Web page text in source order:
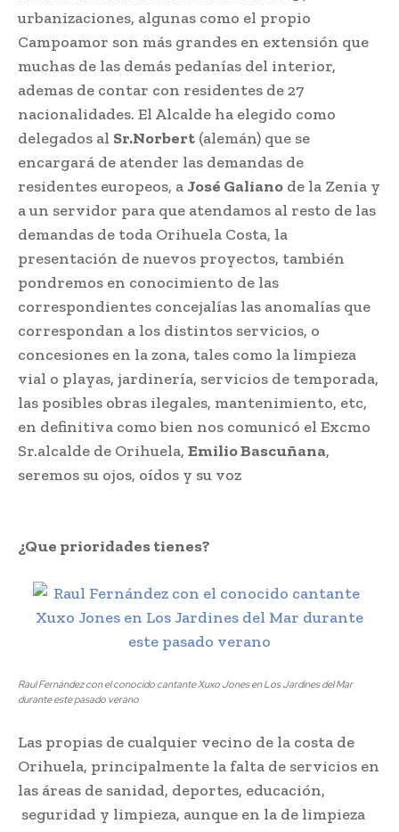
urbanizaciones, algunas como el propio
Campoamor son más grandes en extensión que
muchas de las demás pedanías del interior,
ademas de contar con residentes de 27
nacionalidades. El Alcalde ha elegido como
delegados al Sr.Norbert (alemán) que se
encargará de atender las demandas de
residentes europeos, aJosé Galiano de la Zenia y
a un servidor para que atendamos al resto de las
demandas de toda Orihuela Costa, la
presentación de nuevos proyectos, también
pondremos en conocimiento de las
correspondientes concejalías las anomalías que
correspondan a los distintos servicios, o
concesiones en la zona, tales como la limpieza
vial o playas, jardinería, servicios de temporada,
las posibles obras ilegales, mantenimiento, etc,
en definitiva como bien nos comunicó el Excmo
Sr.alcalde de Orihuela, Emilio Bascuñana,
seremos su ojos, oídos y su voz
¿Que prioridades tienes?
Raul Fernández con el conocido cantante Xuxo Jones en Los Jardines del Mar
durante este pasado verano
Las propias de cualquier vecino de la costa de
Orihuela, principalmente la falta de servicios en
las áreas de sanidad, deportes, educación,
seguridad y limpieza, aunque en la de limpieza